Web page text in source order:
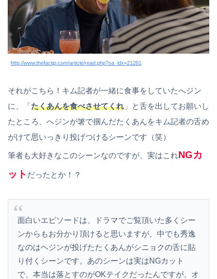
http://www.thefactjp.com/article/read.php?sa_idx=21261
それがこちら！キム記者が一緒に食事をしていたへジン
に、「 たくあんを食べさせてくれ 」と舌を出してお願いし
たところ、へジンが箸で掴んだたくあんをキム記者の舌め
がけて思いっきり投げつけるシーンです（笑）
筆者も大好きなこのシーンなのですが、実はこれNGカ
ット だったとか！？
面白いエピソードは、ドラマでご覧頂いた多くシー
ンからもお分かり頂けると思いますが、中でも秀逸
なのはヘジンが投げたたくあんがシニョクの舌に貼
り付くシーンです。あのシーンは実はNGカット
で、本当は落とすのがOKテイクだったんですが、オ